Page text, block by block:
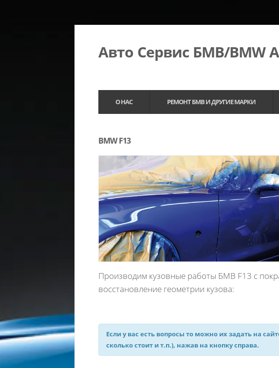
Авто Сервис БМВ/BMW
О НАС РЕМОНТ БМВ И ДРУГИЕ МАРКИ
BMW F13
Производим кузовные работы БМВ F13 с
восстановление геометрии кузова:
Если у вас есть вопросы то можно их задать на
сколько стоит и т.п.), нажав на кнопку справа.